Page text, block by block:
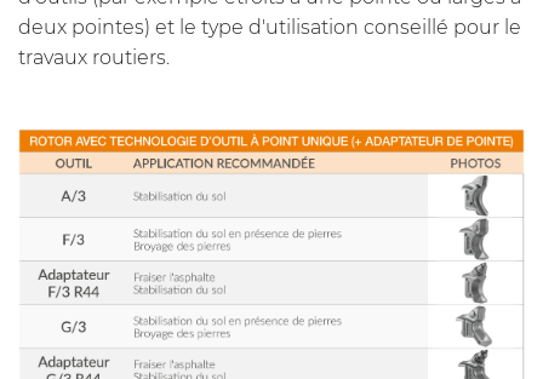
deux pointes) et le type d'utilisation conseillé pour le
travaux routiers.